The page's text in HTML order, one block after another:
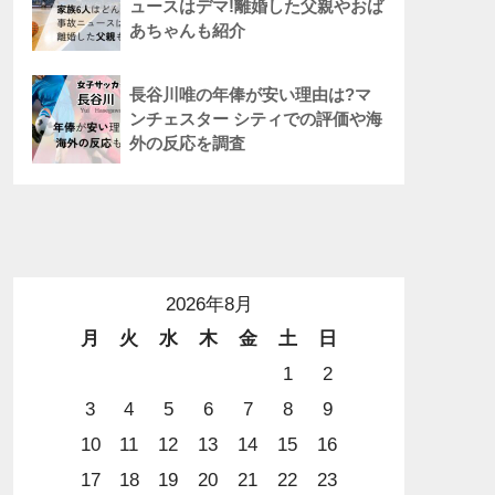
ュースはデマ!離婚した父親やおば
あちゃんも紹介
長谷川唯の年俸が安い理由は?マ
ンチェスター シティでの評価や海
外の反応を調査
2026年8月
月
火 水 木 金 土
日
1
2
3
4 5 6 7 8
9
10
11 12 13 14 15
16
17
18 19 20 21 22 23